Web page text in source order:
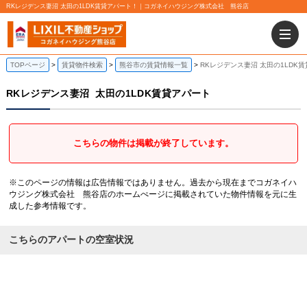
RKレジデンス妻沼 太田の1LDK賃貸アパート！｜コガネイハウジング株式会社 熊谷店
TOPページ 賃貸物件検索 熊谷市の賃貸情報一覧 RKレジデンス妻沼 太田の1LDK賃
RKレジデンス妻沼 太田の1LDK賃貸アパート
こちらの物件は掲載が終了しています。
※このページの情報は広告情報ではありません。過去から現在までコガネイハ
ウジング株式会社 熊谷店のホームぺージに掲載されていた物件情報を元に生
成した参考情報です。
こちらのアパートの空室状況